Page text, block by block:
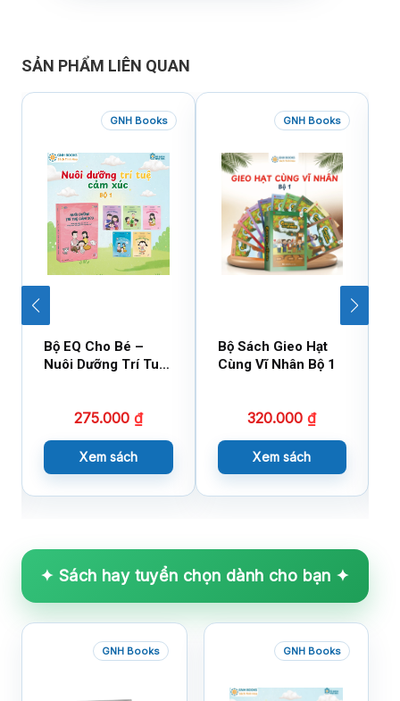
SẢN PHẨM LIÊN QUAN
GNH Books
Bộ EQ Cho Bé –
Nuôi Dưỡng Trí Tuệ
275.000 ₫
Xem sách
GNH Books
Bộ Sách Gieo Hạt
Cùng Vĩ Nhân Bộ 1
320.000₫
Xem sách
✦ Sách hay tuyển chọn dành cho bạn ✦
GNH Books GNH Books